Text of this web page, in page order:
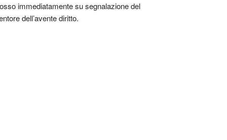
immediatamente su segnalazione del
dell’avente diritto.